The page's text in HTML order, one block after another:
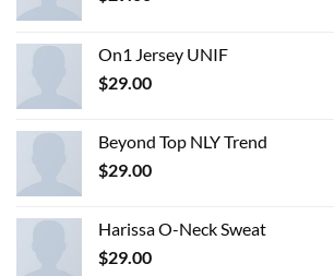
On1 Jersey UNIF
$29.00
Beyond Top NLY Trend
$29.00
Harissa O-Neck Sweat
$29.00